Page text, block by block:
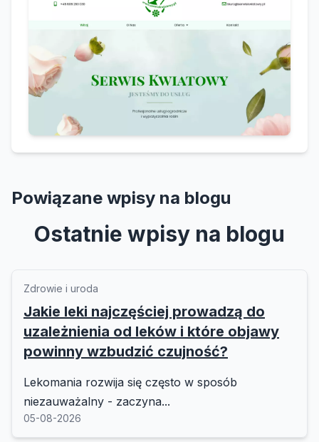
Powiązane wpisy na blogu
Ostatnie wpisy na blogu
Zdrowie i uroda
Jakie leki najczęściej prowadzą do
uzależnienia od leków i które objawy
powinny wzbudzić czujność?
Lekomania rozwija się często w sposób
niezauważalny - zaczyna...
05-08-2026